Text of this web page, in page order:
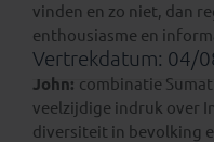
vinden en zo niet, dan
enthousiasme en
Vertrekdatum: 04/
John: combinatie
veelzijdige indruk over
diversiteit in bevolking